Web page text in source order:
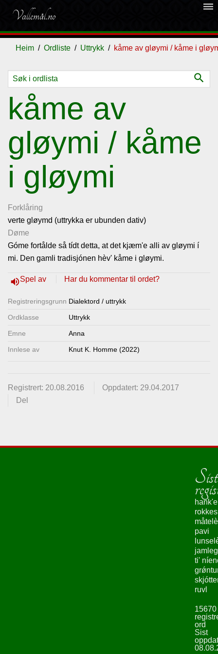
Vallemål.no
dehaze
Heim Ordliste Uttrykk kåme av gløymi / kåme i
search
kåme av
gløymi / kåme
i gløymi
Forklåring
verte gløymd (uttrykka er ubunden dativ)
Døme
Góme fortålde så tídt detta, at det kjæm'e alli av gløymi í
mi. Den gamli tradisjónen hèv' kåme i gløymi.
volume_upSpel av Har du kommentar til ordet?
Registrerings­grunn Dialektord / uttrykk
Ordklasse Uttrykk
Emne Anna
Innlese av Knut K. Homme (2022)
Registrert: 20.08.2016
Oppdatert: 29.04.2017
Del
Ordliste
Om
vallemålet
Gjestebok
Nyhende
Lenkjer
Kontakt
oss
hank'e
pavi
ti'
ruvl
15670
ord
Sist